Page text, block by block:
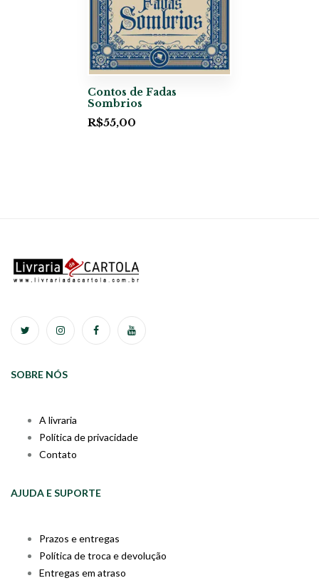
Contos de Fadas
Sombrios
R$55,00
SOBRE NÓS
A livraria
Política de privacidade
Contato
AJUDA E SUPORTE
Prazos e entregas
Política de troca e devolução
Entregas em atraso